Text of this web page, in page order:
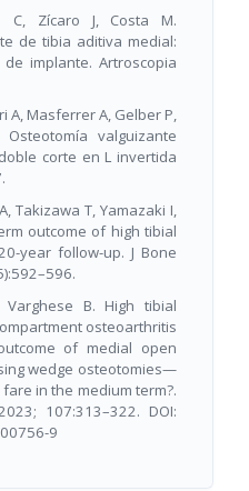
C, Zícaro J, Costa M.
de tibia aditiva medial:
implante. Artroscopia
A, Masferrer A, Gelber P,
valguizante
corte en L invertida
Takizawa T, Yamazaki I,
outcome of high tibial
year follow-up. J Bone
B. High tibial
osteoarthritis
of medial open
wedge osteotomies—
in the medium term?.
107:313–322. DOI:
9